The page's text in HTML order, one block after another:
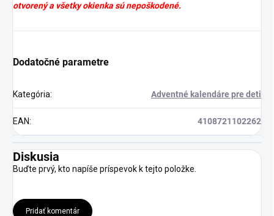
otvorený a všetky okienka sú nepoškodené.
Dodatočné parametre
Kategória: Adventné kalendáre pre deti
EAN: 4108721102262
Diskusia
Buďte prvý, kto napíše príspevok k tejto položke.
Pridať komentár